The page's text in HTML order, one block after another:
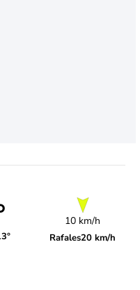
10 km/h
Rafales20 km/h